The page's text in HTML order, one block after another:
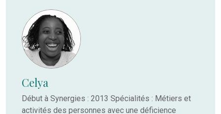
Celya
Début à Synergies : 2013 Spécialités : Métiers et
activités des personnes avec une déficience